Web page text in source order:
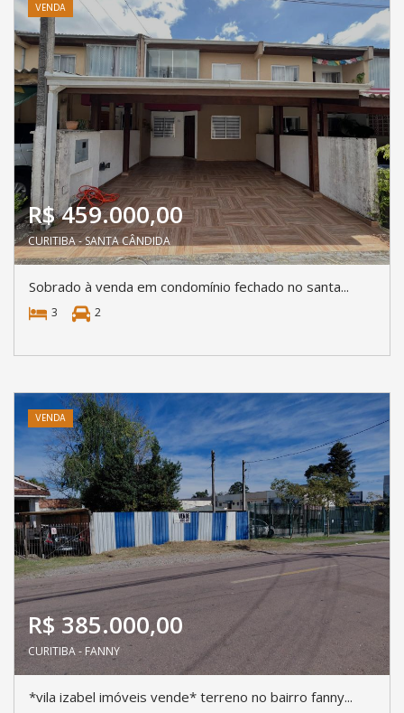
VENDA
R$ 459.000,00
CURITIBA - SANTA CÂNDIDA
Sobrado à venda em condomínio fechado no santa...
3 2
VENDA
R$ 385.000,00
CURITIBA - FANNY
*vila izabel imóveis vende* terreno no bairro fanny...